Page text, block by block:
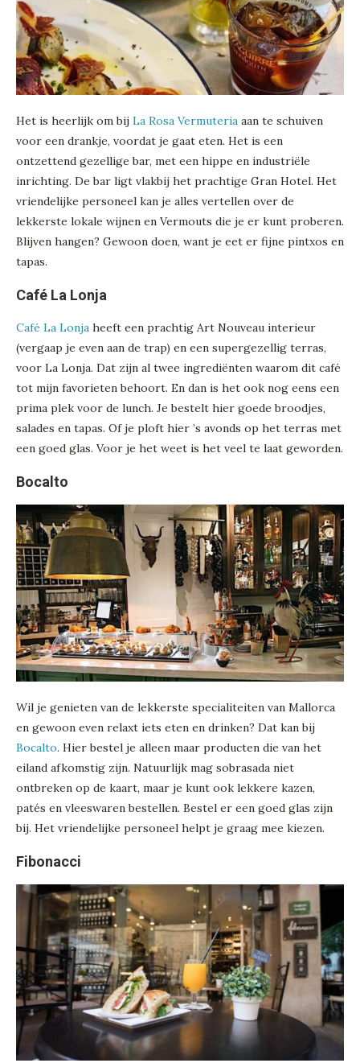
Het is heerlijk om bij La Rosa Vermuteria aan te schuiven
voor een drankje, voordat je gaat eten. Het is een
ontzettend gezellige bar, met een hippe en industriële
inrichting. De bar ligt vlakbij het prachtige Gran Hotel. Het
vriendelijke personeel kan je alles vertellen over de
lekkerste lokale wijnen en Vermouts die je er kunt proberen.
Blijven hangen? Gewoon doen, want je eet er fijne pintxos en
tapas.
Café La Lonja
Café La Lonja heeft een prachtig Art Nouveau interieur
(vergaap je even aan de trap) en een supergezellig terras,
voor La Lonja. Dat zijn al twee ingrediënten waarom dit café
tot mijn favorieten behoort. En dan is het ook nog eens een
prima plek voor de lunch. Je bestelt hier goede broodjes,
salades en tapas. Of je ploft hier ’s avonds op het terras met
een goed glas. Voor je het weet is het veel te laat geworden.
Bocalto
Wil je genieten van de lekkerste specialiteiten van Mallorca
en gewoon even relaxt iets eten en drinken? Dat kan bij
Bocalto. Hier bestel je alleen maar producten die van het
eiland afkomstig zijn. Natuurlijk mag sobrasada niet
ontbreken op de kaart, maar je kunt ook lekkere kazen,
patés en vleeswaren bestellen. Bestel er een goed glas zijn
bij. Het vriendelijke personeel helpt je graag mee kiezen.
Fibonacci